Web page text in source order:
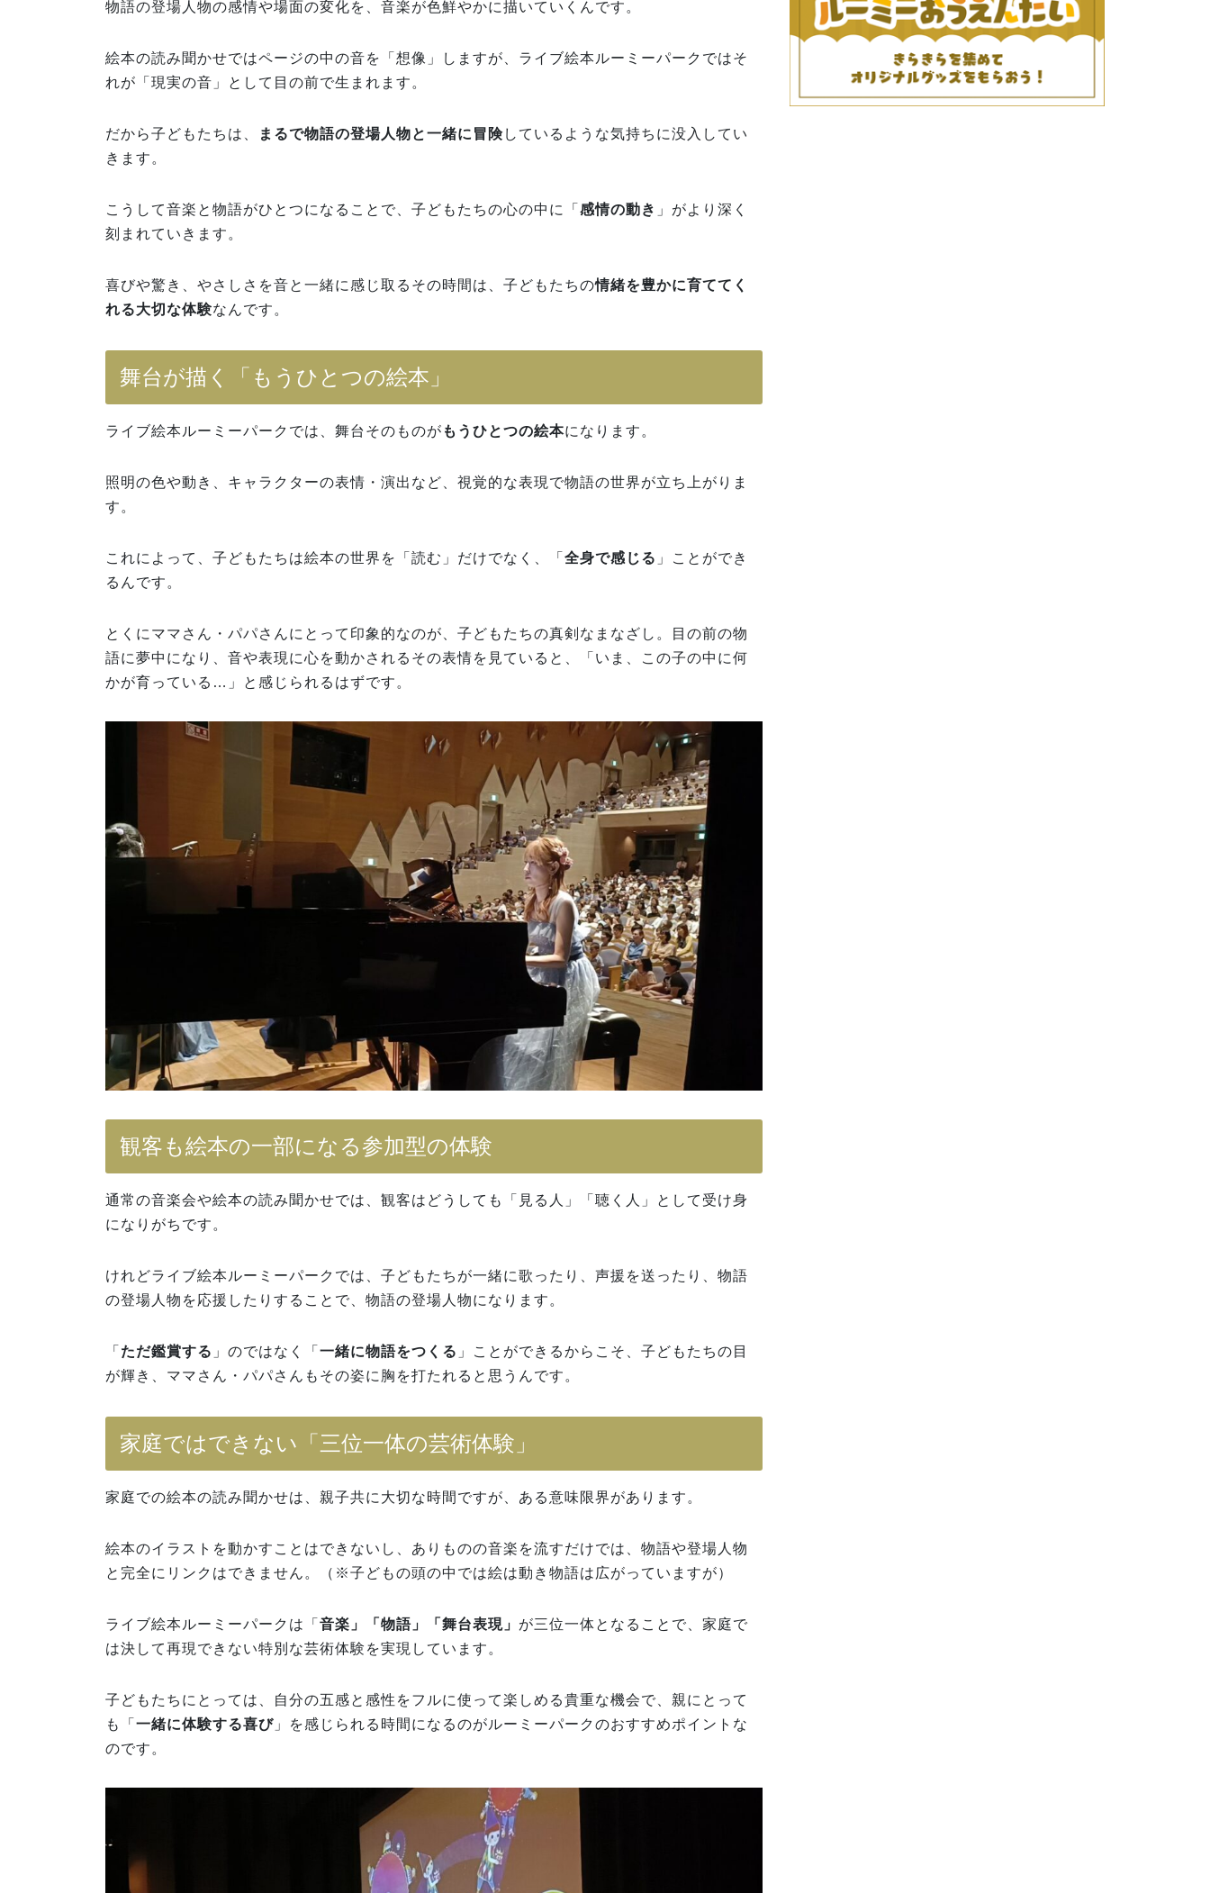
物語の登場人物の感情や場面の変化を、音楽が色鮮やかに描いていくんです。
絵本の読み聞かせではページの中の音を「想像」しますが、ライブ絵本ルーミーパークではそ
れが「現実の音」として目の前で生まれます。
だから子どもたちは、 まるで物語の登場人物と一緒に冒険しているような気持ちに没入してい
きます。
こうして音楽と物語がひとつになることで、子どもたちの心の中に「 感情の動き 」がより深く
刻まれていきます。
喜びや驚き、やさしさを音と一緒に感じ取るその時間は、子どもたちの情緒を豊かに育ててく
れる大切な体験なんです。
舞台が描く「もうひとつの絵本」
ライブ絵本ルーミーパークでは、舞台そのものが もうひとつの絵本になります。
照明の色や動き、キャラクターの表情・演出など、視覚的な表現で物語の世界が立ち上がりま
す。
これによって、子どもたちは絵本の世界を「読む」だけでなく、「 全身で感じる 」ことができ
るんです。
とくにママさん・パパさんにとって印象的なのが、子どもたちの真剣なまなざし。目の前の物
語に夢中になり、音や表現に心を動かされるその表情を見ていると、「いま、この子の中に何
かが育っている…」と感じられるはずです。
観客も絵本の一部になる参加型の体験
通常の音楽会や絵本の読み聞かせでは、観客はどうしても「見る人」「聴く人」として受け身
になりがちです。
けれどライブ絵本ルーミーパークでは、子どもたちが一緒に歌ったり、声援を送ったり、物語
の登場人物を応援したりすることで、物語の登場人物になります。
「 ただ鑑賞する 」のではなく「 一緒に物語をつくる 」ことができるからこそ、子どもたちの目
が輝き、ママさん・パパさんもその姿に胸を打たれると思うんです。
家庭ではできない「三位一体の芸術体験」
家庭での絵本の読み聞かせは、親子共に大切な時間ですが、ある意味限界があります。
絵本のイラストを動かすことはできないし、ありものの音楽を流すだけでは、物語や登場人物
と完全にリンクはできません。（※子どもの頭の中では絵は動き物語は広がっていますが）
ライブ絵本ルーミーパークは「 音楽」「物語」「舞台表現」 が三位一体となることで、家庭で
は決して再現できない特別な芸術体験を実現しています。
子どもたちにとっては、自分の五感と感性をフルに使って楽しめる貴重な機会で、親にとって
も「 一緒に体験する喜び 」を感じられる時間になるのがルーミーパークのおすすめポイントな
のです。